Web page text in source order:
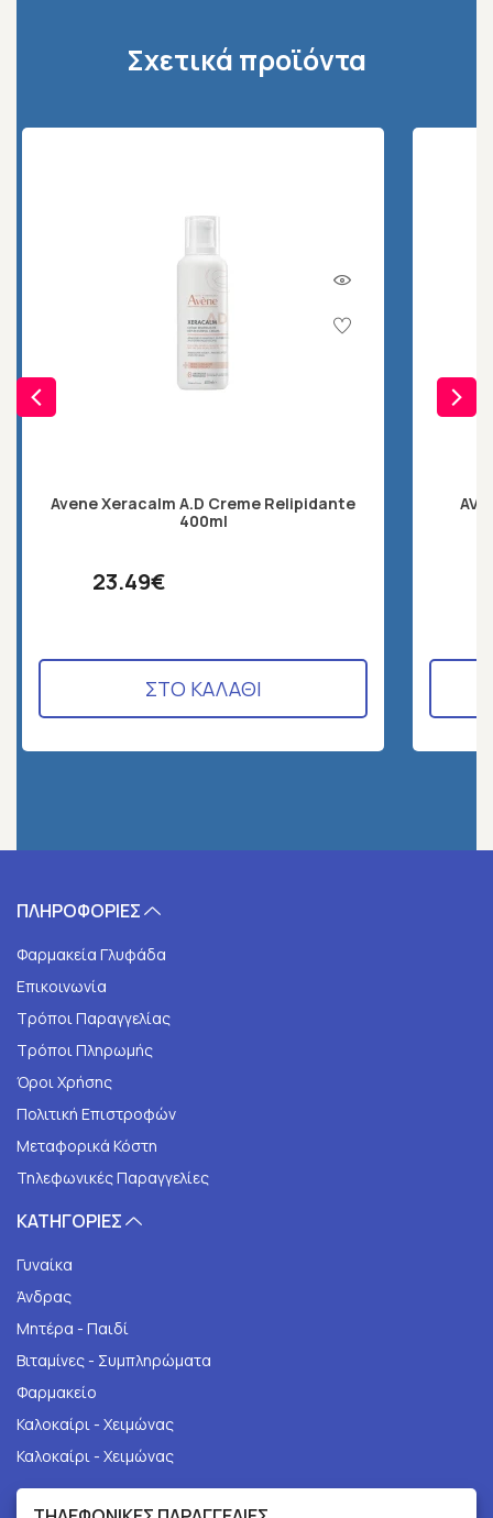
Σχετικά προϊόντα
Avene Xeracalm A.D Creme Relipidante
400ml
23.49€
ΣΤΟ ΚΑΛΑΘΙ
ΠΛΗΡΟΦΟΡΙΕΣ
Φαρμακεία Γλυφάδα
Επικοινωνία
Τρόποι Παραγγελίας
Τρόποι Πληρωμής
Όροι Χρήσης
Πολιτική Επιστροφών
Μεταφορικά Κόστη
Τηλεφωνικές Παραγγελίες
ΚΑΤΗΓΟΡΙΕΣ
Γυναίκα
Άνδρας
Μητέρα - Παιδί
Βιταμίνες - Συμπληρώματα
Φαρμακείο
Καλοκαίρι - Χειμώνας
Καλοκαίρι - Χειμώνας